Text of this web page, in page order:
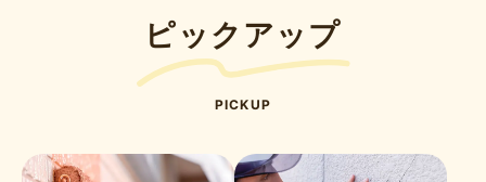
ピックアップ
PICKUP